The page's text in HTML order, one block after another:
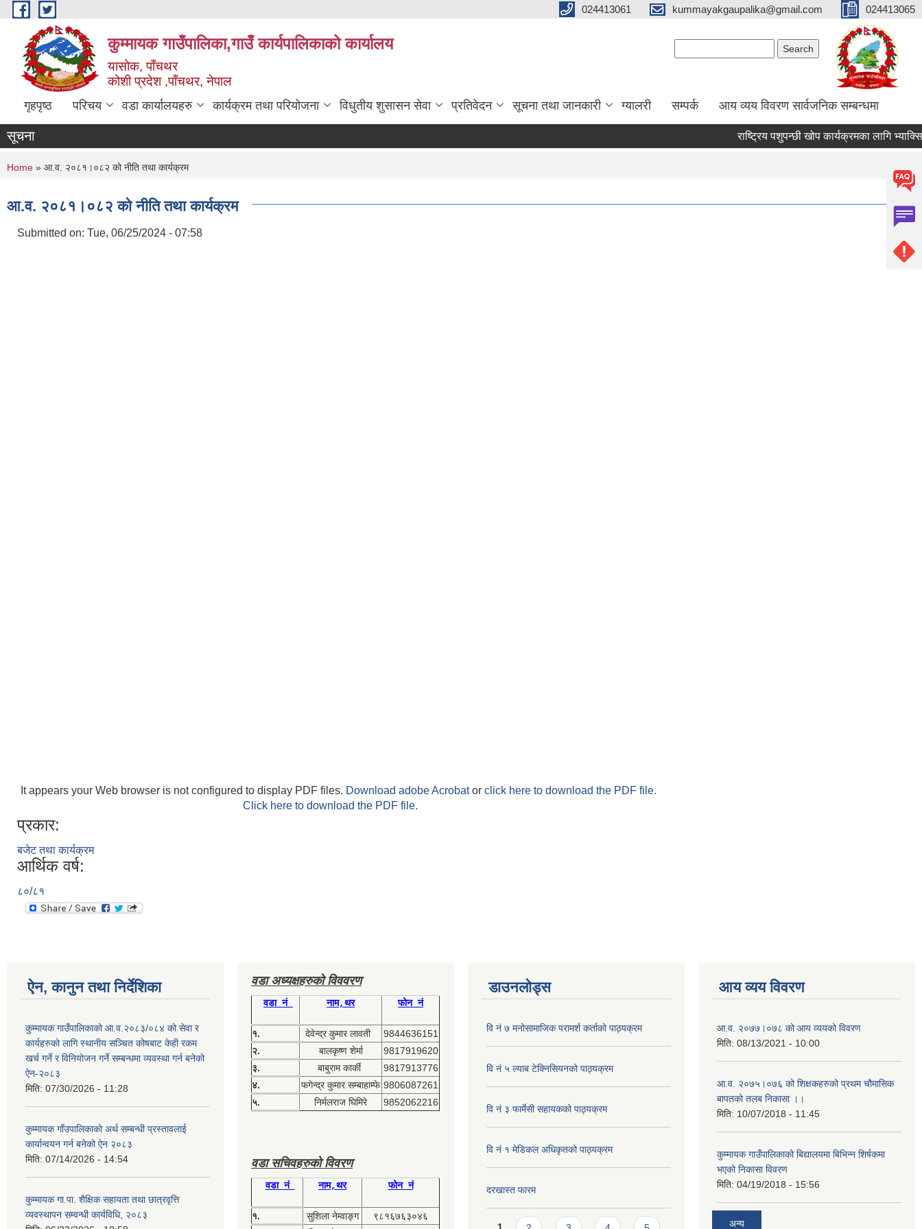
Skip to main content 024413061 kummayakgaupalika@gmail.com 024413065
कुम्मायक गाउँपालिका,गाउँ कार्यपालिकाको कार्यालय
यासोक, पाँचथर
कोशी प्रदेश ,पाँचथर, नेपाल
गृहपृष्ठ परिचय वडा कार्यालयहरु कार्यक्रम तथा परियोजना विधुतीय शुसासन सेवा प्रतिवेदन सूचना तथा जानकारी ग्यालरी सम्पर्क आय व्यय विवरण सार्वजनिक सम्बन्धमा
सूचना राष्ट्रिय पशुपन्छी खोप कार्यक्रमका लागि
You are here
Home » आ.व. २०८१।०८२ को नीति तथा कार्यक्रम
आ.व. २०८१।०८२ को नीति तथा कार्यक्रम
Submitted on: Tue, 06/25/2024 - 07:58
It appears your Web browser is not configured to display PDF files. Download adobe Acrobator click here to download the PDF file.
Click here to download the PDF file.
प्रकार:
बजेट तथा कार्यक्रम
आर्थिक वर्ष:
८०/८१
ऐन, कानुन तथा निर्देशिका
कुम्मायक गाउँपालिकाको आ.व.२०८३/०८४ को सेवा र
कार्यहरुको लागि स्थानीय सञ्चित कोषबाट केही रकम
खर्च गर्ने र विनियोजन गर्ने सम्बन्धमा व्यवस्था गर्न बनेको
ऐन-२०८३
मिति: 07/30/2026 - 11:28
कुम्मायक गाँउपालिकाको अर्थ सम्बन्धी प्रस्तावलाई
कार्यान्वयन गर्न बनेको ऐन २०८३
मिति: 07/14/2026 - 14:54
कुम्मायक गा.पा. शैक्षिक सहायता तथा छात्रवृत्ति
व्यवस्थापन सम्वन्धी कार्यविधि, २०८३
वडा अध्यक्षहरुको विववरण
वडा नं नाम,थर फोन नं
१. देवेन्द्र कुमार लावती
9844636151
२.
बालकृष्ण शेर्मा
9817919620
३.
बाबुराम कार्की
9817913776
४.
फगेन्द्र कुमार सम्बाहाम्फे 9806087261
५.
निर्मलराज घिमिरे 9852062216
वडा सचिवहरुको विवरण
वडा नं नाम,थर फोन नं
१. सुशिला नेम्वाङ्ग
९८१६७६३०४६
डाउनलोड्स
वि नं ७ मनोसामाजिक परामर्श कर्ताको पाठ्यक्रम
वि नं ५ ल्याब टेक्निसियनको पाठ्यक्रम
वि नं ३ फार्मेसी सहायकको पाठ्यक्रम
वि नं १ मेडिकल अधिकृतको पाठ्यक्रम
दरखास्त फारम
आय व्यय विवरण
आ.व. २०७७।०७८ को आय व्ययको विवरण
मिति: 08/13/2021 - 10:00
आ.व. २०७५।०७६ को शिक्षकहरुको प्रथम चौमासिक
बापतको तलब निकासा ।।
मिति: 10/07/2018 - 11:45
कुम्मायक गाउँपालिकाको बिद्यालयमा बिभिन्न शिर्षकमा
भएको निकासा विवरण
मिति: 04/19/2018 - 15:56
अन्य